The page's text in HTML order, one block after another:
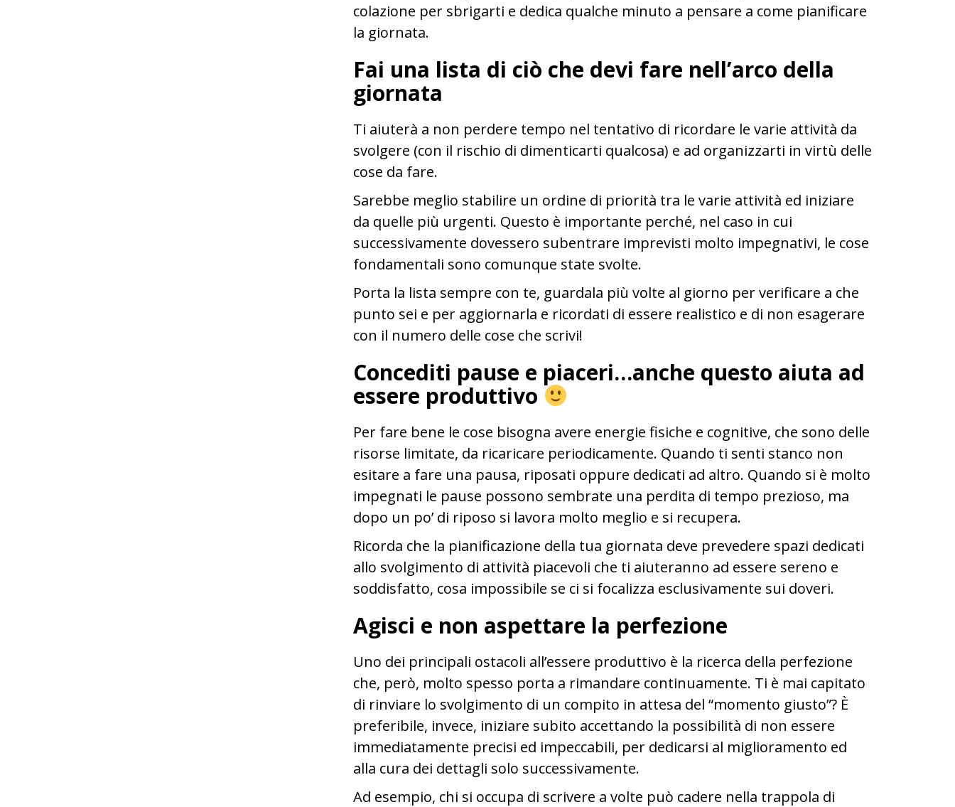
colazione per sbrigarti e dedica qualche minuto a pensare a come pianificare
la giornata.
Fai una lista di ciò che devi fare nell’arco della
giornata
Ti aiuterà a non perdere tempo nel tentativo di ricordare le varie attività da
svolgere (con il rischio di dimenticarti qualcosa) e ad organizzarti in virtù delle
cose da fare.
Sarebbe meglio stabilire un ordine di priorità tra le varie attività ed iniziare
da quelle più urgenti. Questo è importante perché, nel caso in cui
successivamente dovessero subentrare imprevisti molto impegnativi, le cose
fondamentali sono comunque state svolte.
Porta la lista sempre con te, guardala più volte al giorno per verificare a che
punto sei e per aggiornarla e ricordati di essere realistico e di non esagerare
con il numero delle cose che scrivi!
Concediti pause e piaceri…anche questo aiuta ad
essere produttivo
Per fare bene le cose bisogna avere energie fisiche e cognitive, che sono delle
risorse limitate, da ricaricare periodicamente. Quando ti senti stanco non
esitare a fare una pausa, riposati oppure dedicati ad altro. Quando si è molto
impegnati le pause possono sembrate una perdita di tempo prezioso, ma
dopo un po’ di riposo si lavora molto meglio e si recupera.
Ricorda che la pianificazione della tua giornata deve prevedere spazi dedicati
allo svolgimento di attività piacevoli che ti aiuteranno ad essere sereno e
soddisfatto, cosa impossibile se ci si focalizza esclusivamente sui doveri.
Agisci e non aspettare la perfezione
Uno dei principali ostacoli all’essere produttivo è la ricerca della perfezione
che, però, molto spesso porta a rimandare continuamente. Ti è mai capitato
di rinviare lo svolgimento di un compito in attesa del “momento giusto”? È
preferibile, invece, iniziare subito accettando la possibilità di non essere
immediatamente precisi ed impeccabili, per dedicarsi al miglioramento ed
alla cura dei dettagli solo successivamente.
Ad esempio, chi si occupa di scrivere a volte può cadere nella trappola di